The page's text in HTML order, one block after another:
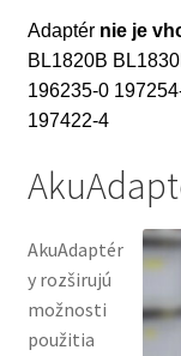
Adaptér nie je
BL1820B
196235-0
197422-4
AkuAdaptér
y rozširujú
možnosti
použitia